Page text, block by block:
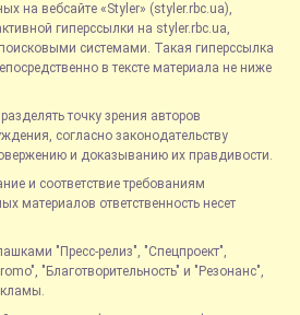
на вебсайте «Styler» (styler.rbc.ua),
гиперссылки на styler.rbc.ua,
системами. Такая гиперссылка
в тексте материала не ниже
точку зрения авторов
согласно законодательству
и доказыванию их правдивости.
и соответствие требованиям
материалов ответственность несет
"Пресс-релиз", "Спецпроект",
"Благотворительность" и "Резонанс",